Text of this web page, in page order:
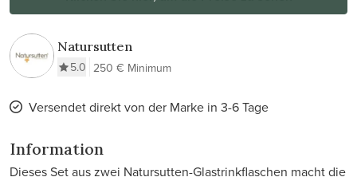
Natursutten
5.0 250 € Minimum
Versendet direkt von der Marke in 3-6 Tage
Information
Dieses Set aus zwei Natursutten-Glastrinkflaschen macht die